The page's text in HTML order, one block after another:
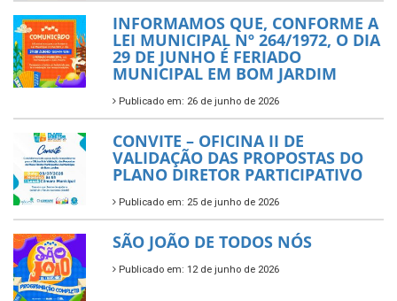
INFORMAMOS QUE, CONFORME A
LEI MUNICIPAL Nº 264/1972, O DIA
29 DE JUNHO É FERIADO
MUNICIPAL EM BOM JARDIM
Publicado em: 26 de junho de 2026
CONVITE – OFICINA II DE
VALIDAÇÃO DAS PROPOSTAS DO
PLANO DIRETOR PARTICIPATIVO
Publicado em: 25 de junho de 2026
SÃO JOÃO DE TODOS NÓS
Publicado em: 12 de junho de 2026